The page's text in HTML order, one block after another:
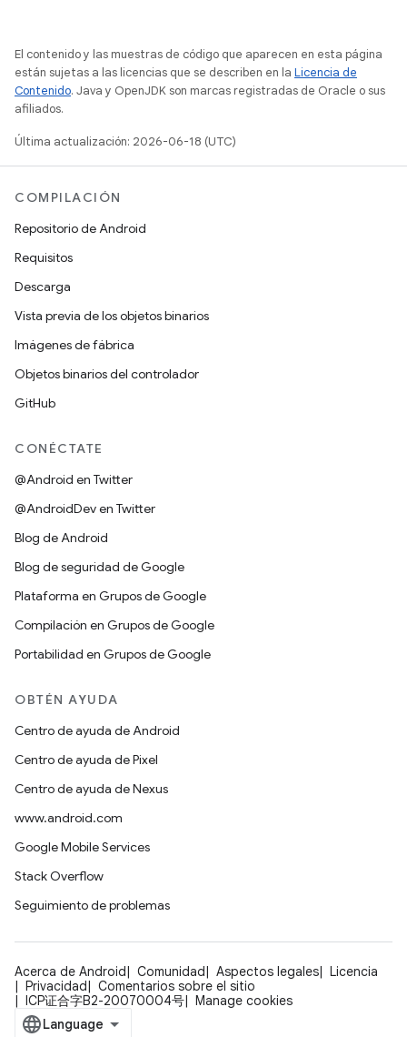
El contenido y las muestras de código que aparecen en esta página
están sujetas a las licencias que se describen en la Licencia de
Contenido. Java y OpenJDK son marcas registradas de Oracle o sus
afiliados.
Última actualización: 2026-06-18 (UTC)
COMPILACIÓN
Repositorio de Android
Requisitos
Descarga
Vista previa de los objetos binarios
Imágenes de fábrica
Objetos binarios del controlador
GitHub
CONÉCTATE
@Android en Twitter
@AndroidDev en Twitter
Blog de Android
Blog de seguridad de Google
Plataforma en Grupos de Google
Compilación en Grupos de Google
Portabilidad en Grupos de Google
OBTÉN AYUDA
Centro de ayuda de Android
Centro de ayuda de Pixel
Centro de ayuda de Nexus
www.android.com
Google Mobile Services
Stack Overflow
Seguimiento de problemas
Acerca de Android Comunidad Aspectos legales
Licencia
Privacidad
Comentarios sobre el sitio
ICP证合字B2-20070004号
Manage cookies